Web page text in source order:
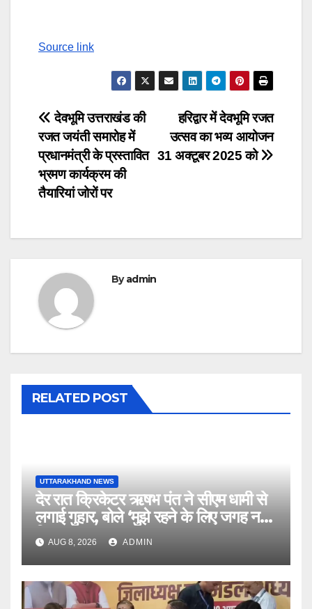
Reading
Source link
Post
navigation
हरिद्वार में देवभूमि रजत
उत्सव का भव्य आयोजन
31 अक्टूबर 2025 को
देवभूमि उत्तराखंड की
रजत जयंती समारोह में
प्रधानमंत्री के प्रस्तावित
भ्रमण कार्यक्रम की
तैयारियां जोरों पर
Byadmin
RELATED POST
UTTARAKHAND NEWS
देर रात क्रिकेटर ऋषभ पंत ने सीएम धामी से
लगाई गुहार, बोले ‘मुझे रहने के लिए जगह नहीं
मिल रही’
AUG 8, 2026 ADMIN